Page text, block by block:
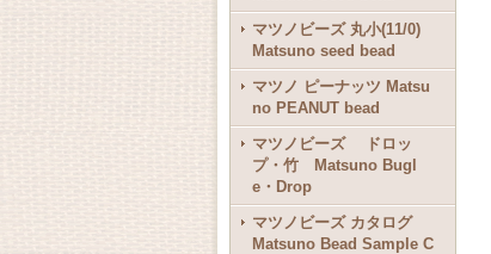
マツノビーズ 丸小(11/0)
Matsuno seed bead
マツノ ピーナッツ Matsu
no PEANUT bead
マツノビーズ ドロッ
プ・竹 Matsuno Bugl
e・Drop
マツノビーズ カタログ
Matsuno Bead Sample C